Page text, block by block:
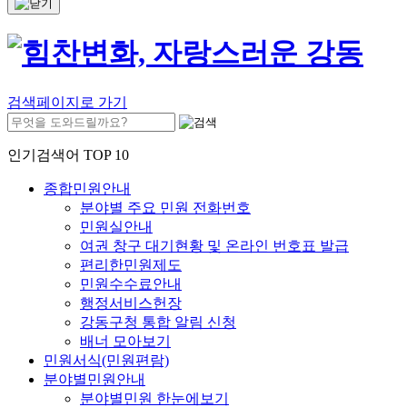
검색페이지로 가기
인기검색어 TOP 10
종합민원안내
분야별 주요 민원 전화번호
민원실안내
여권 창구 대기현황 및 온라인 번호표 발급
편리한민원제도
민원수수료안내
행정서비스헌장
강동구청 통합 알림 신청
배너 모아보기
민원서식(민원편람)
분야별민원안내
분야별민원 한눈에보기